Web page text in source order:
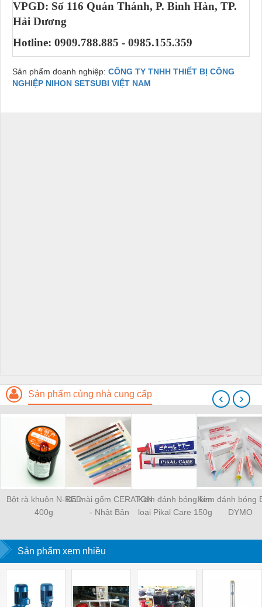
VPGD: Số 116 Quán Thánh, P. Bình Hàn, TP.
Hải Dương
Hotline: 0909.788.885 - 0985.155.359
Sản phẩm doanh nghiệp: CÔNG TY TNHH THIẾT BỊ CÔNG
NGHIỆP NIHON SETSUBI VIỆT NAM
Sản phẩm cùng nhà cung cấp
Bột rà khuôn N-RED
400g
Đá mài gốm CERATON
- Nhật Bản
Kem đánh bóng kim
loại Pikal Care 150g
Kem đánh bóng
DYMO
‹ ›
Sản phẩm xem nhiều